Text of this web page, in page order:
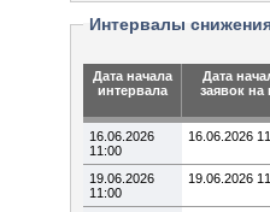
Интервалы
Дата начала
интервала
Дата
заявок на
16.06.2026
11:00
16.06.2026
19.06.2026
11:00
19.06.2026